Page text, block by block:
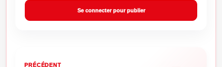
Se connecter pour publier
PRÉCÉDENT